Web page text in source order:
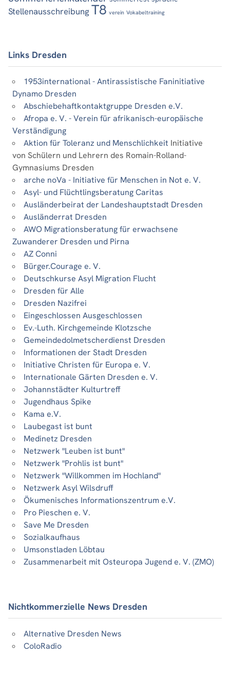
Stellenausschreibung T8 verein Vokabeltraining
Links Dresden
1953international - Antirassistische Faninitiative
Dynamo Dresden
Abschiebehaftkontaktgruppe Dresden e.V.
Afropa e. V. - Verein für afrikanisch-europäische
Verständigung
Aktion für Toleranz und Menschlichkeit Initiative
von Schülern und Lehrern des Romain-Rolland-
Gymnasiums Dresden
arche noVa - Initiative für Menschen in Not e. V.
Asyl- und Flüchtlingsberatung Caritas
Ausländerbeirat der Landeshauptstadt Dresden
Ausländerrat Dresden
AWO Migrationsberatung für erwachsene
Zuwanderer Dresden und Pirna
AZ Conni
Bürger.Courage e. V.
Deutschkurse Asyl Migration Flucht
Dresden für Alle
Dresden Nazifrei
Eingeschlossen Ausgeschlossen
Ev.-Luth. Kirchgemeinde Klotzsche
Gemeindedolmetscherdienst Dresden
Informationen der Stadt Dresden
Initiative Christen für Europa e. V.
Internationale Gärten Dresden e. V.
Johannstädter Kulturtreff
Jugendhaus Spike
Kama e.V.
Laubegast ist bunt
Medinetz Dresden
Netzwerk "Leuben ist bunt"
Netzwerk "Prohlis ist bunt"
Netzwerk "Willkommen im Hochland"
Netzwerk Asyl Wilsdruff
Ökumenisches Informationszentrum e.V.
Pro Pieschen e. V.
Save Me Dresden
Sozialkaufhaus
Umsonstladen Löbtau
Zusammenarbeit mit Osteuropa Jugend e. V. (ZMO)
Nichtkommerzielle News Dresden
Alternative Dresden News
ColoRadio